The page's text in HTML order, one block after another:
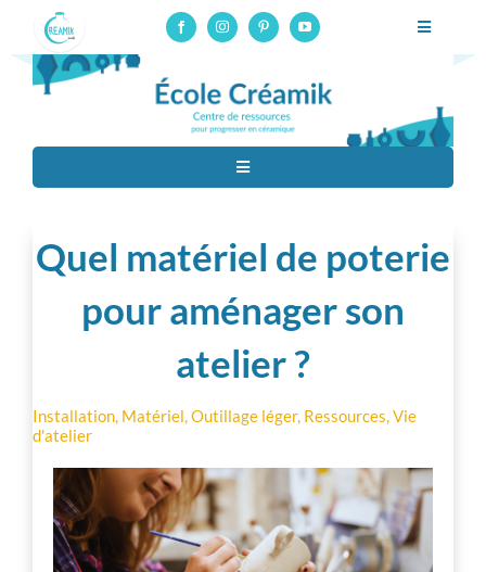
content
Toggle
Formation potier céramiste professionnel – CAP Tournage
Cours en ligne
Stages
Contact
Toggle
Navigation
Matériel
Vie d’atelier
Quel matériel de poterie
pour aménager son
atelier ?
Installation, Matériel,Outillage léger, Ressources,Vie
d'atelier